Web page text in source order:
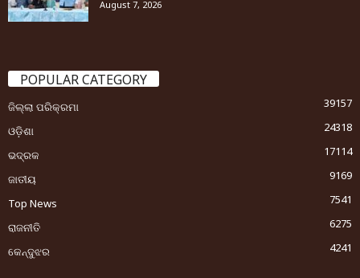
August 7, 2026
POPULAR CATEGORY
ଜିଲ୍ଲା ପରିକ୍ରମା
39157
ଓଡ଼ିଶା
24318
ଭଦ୍ରକ
17114
ଜାତୀୟ
9169
Top News
7541
ରାଜନୀତି
6275
କେନ୍ଦୁଝର
4241